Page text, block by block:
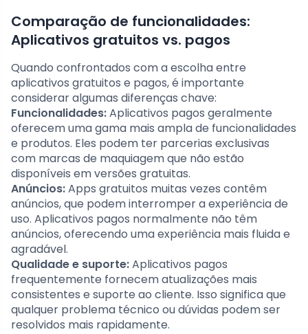
Comparação de funcionalidades:
Aplicativos gratuitos vs. pagos
Quando confrontados com a escolha entre
aplicativos gratuitos e pagos, é importante
considerar algumas diferenças chave:
Funcionalidades:Aplicativos pagos geralmente
oferecem uma gama mais ampla de funcionalidades
e produtos. Eles podem ter parcerias exclusivas
com marcas de maquiagem que não estão
disponíveis em versões gratuitas.
Anúncios:Apps gratuitos muitas vezes contêm
anúncios, que podem interromper a experiência de
uso. Aplicativos pagos normalmente não têm
anúncios, oferecendo uma experiência mais fluida e
agradável.
Qualidade e suporte:Aplicativos pagos
frequentemente fornecem atualizações mais
consistentes e suporte ao cliente. Isso significa que
qualquer problema técnico ou dúvidas podem ser
resolvidos mais rapidamente.